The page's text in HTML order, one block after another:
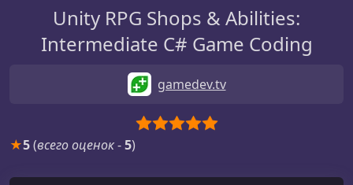
Unity RPG Shops & Abilities:
Intermediate C# Game Coding
gamedev.tv
★5(всего оценок-5)